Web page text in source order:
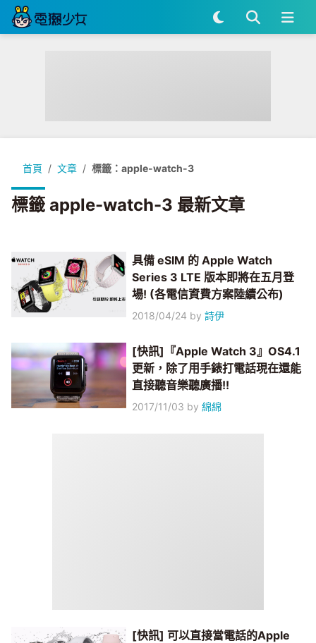
首頁 文章 標籤：apple-watch-3
標籤 apple-watch-3 最新文章
具備 eSIM 的 Apple Watch
Series 3 LTE 版本即將在五月登
場! (各電信資費方案陸續公布)
2018/04/24 by詩伊
[快訊]『Apple Watch 3』OS4.1
更新，除了用手錶打電話現在還能
直接聽音樂聽廣播!!
2017/11/03 by綿綿
[快訊] 可以直接當電話的Apple